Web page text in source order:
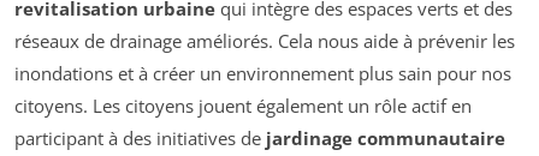
revitalisation urbaine qui intègre des espaces verts et des
réseaux de drainage améliorés. Cela nous aide à prévenir les
inondations et à créer un environnement plus sain pour nos
citoyens. Les citoyens jouent également un rôle actif en
participant à des initiatives de jardinage communautaire